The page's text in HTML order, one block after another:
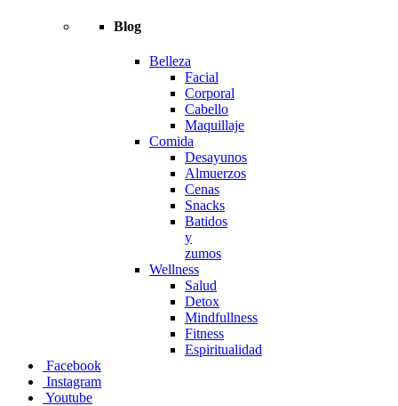
Blog
Belleza
Facial
Corporal
Cabello
Maquillaje
Comida
Desayunos
Almuerzos
Cenas
Snacks
Batidos
y
zumos
Wellness
Salud
Detox
Mindfullness
Fitness
Espiritualidad
Facebook
Instagram
Youtube